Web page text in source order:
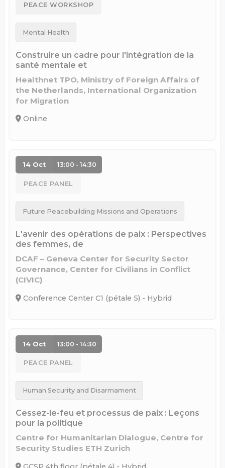
PEACE WORKSHOP
Mental Health
Construire un cadre pour l'intégration de la
santé mentale et
Healthnet TPO, Ministry of Foreign Affairs of
the Netherlands, International Organization
for Migration
Online
14 Oct 13:00 - 14:30
PEACE PANEL
Future Peacebuilding Missions and Operations
L'avenir des opérations de paix : Perspectives
des femmes, de
DCAF – Geneva Center for Security Sector
Governance, Center for Civilians in Conflict
(CIVIC)
Conference Center C1 (pétale 5) - Hybrid
14 Oct 13:00 - 14:30
PEACE PANEL
Human Security and Disarmament
Cessez-le-feu et processus de paix : Leçons
pour la politique
Centre for Humanitarian Dialogue, Centre for
Security Studies ETH Zurich